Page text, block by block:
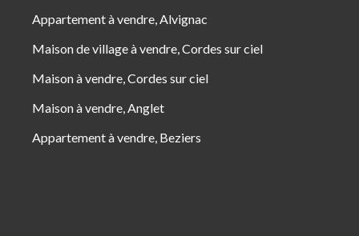
Appartement à vendre, Alvignac
Maison de village à vendre, Cordes sur ciel
Maison à vendre, Cordes sur ciel
Maison à vendre, Anglet
Appartement à vendre, Beziers